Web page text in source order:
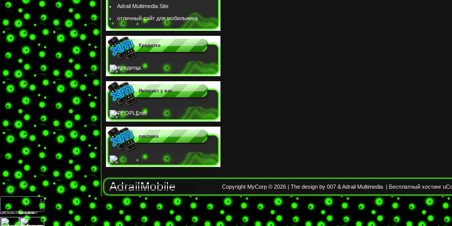
Adrail Multimedia Site
отличный сайт для мобильника
Кредитка
Интернет у вас
реклама
Copyright MyCorp © 2026 | The design by 007 &Adrail Multimedia | Бесплатный хостинг